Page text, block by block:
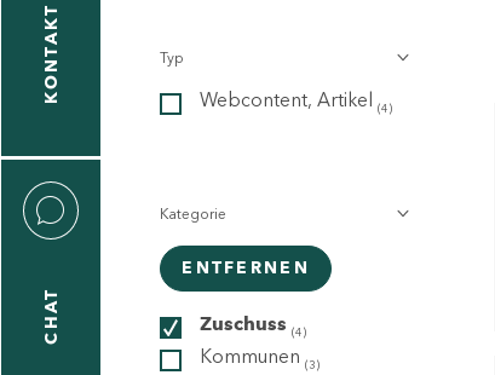
KONTAKT
CHAT
Typ
Webcontent, Artikel (4)
Kategorie
ENTFERNEN
Zuschuss (4)
Kommunen (3)